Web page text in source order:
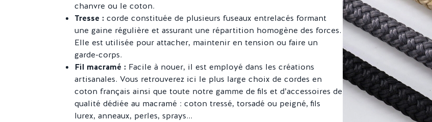
chanvre ou le coton.
Tresse : corde constituée de plusieurs fuseaux entrelacés formant
une gaine régulière et assurant une répartition homogène des forces.
Elle est utilisée pour attacher, maintenir en tension ou faire un
garde-corps.
Fil macramé : Facile à nouer, il est employé dans les créations
artisanales. Vous retrouverez ici le plus large choix de cordes en
coton français ainsi que toute notre gamme de fils et d’accessoires de
qualité dédiée au macramé : coton tressé, torsadé ou peigné, fils
lurex, anneaux, perles, sprays...